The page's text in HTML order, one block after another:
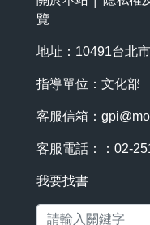
覽
地址：10491台北
指導單位：文化部
客服信箱：
客服電話：：02-
我要找書